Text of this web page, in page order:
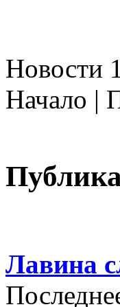
Новости
Начало |
Лавина